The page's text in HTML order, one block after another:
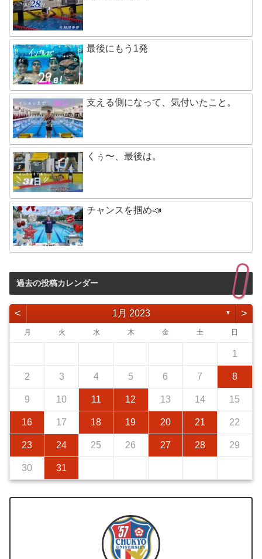
最後にもう1発
支える側になって、気付いたこと。
くぅ〜、最後は。
チャンスを掴め📣
過去の投稿カレンダー
< 1月 2023 ▼ >
月 火 水 木 金 土 日
1
2 3 4 5 6 7 8
9 10 11 12 13 14 15
16 17 18 19 20 21 22
23 24 25 26 27 28 29
30 31